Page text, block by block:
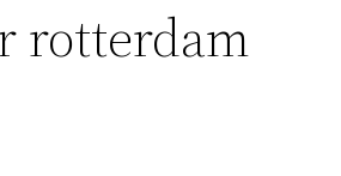
rotterdam